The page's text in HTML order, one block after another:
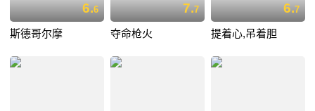
6.6
斯德哥尔摩
7.7
夺命枪火
6.7
提着心,吊着胆